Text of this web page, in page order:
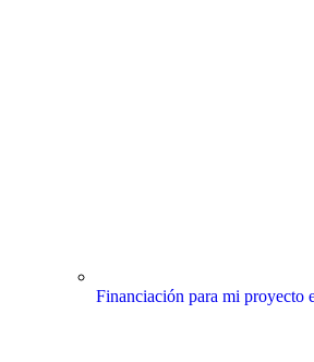
Financiación para mi proyecto